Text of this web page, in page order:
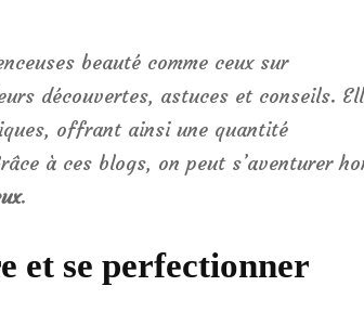
beauté comme ceux sur
découvertes, astuces et conseils.
offrant ainsi une quantité
à ces blogs, on peut s’aventurer
.
et se perfectionner